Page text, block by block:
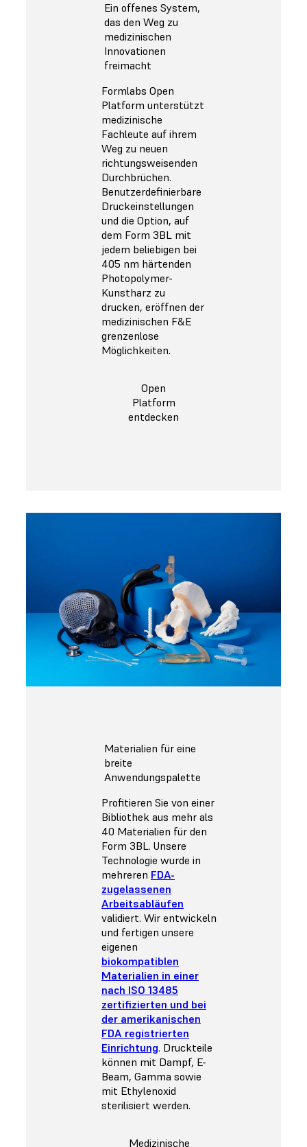
Ein offenes System,
das den Weg zu
medizinischen
Innovationen
freimacht
Formlabs Open
Platform unterstützt
medizinische
Fachleute auf ihrem
Weg zu neuen
richtungsweisenden
Durchbrüchen.
Benutzerdefinierbare
Druckeinstellungen
und die Option, auf
dem Form 3BL mit
jedem beliebigen bei
405 nm härtenden
Photopolymer-
Kunstharz zu
drucken, eröffnen der
medizinischen F&E
grenzenlose
Möglichkeiten.
Open
Platform
entdecken
Materialien für eine
breite
Anwendungspalette
Profitieren Sie von einer
Bibliothek aus mehr als
40 Materialien für den
Form 3BL. Unsere
Technologie wurde in
mehreren FDA-
zugelassenen
Arbeitsabläufen
validiert. Wir entwickeln
und fertigen unsere
eigenen
biokompatiblen
Materialien in einer
nach ISO 13485
zertifizierten und bei
der amerikanischen
FDA registrierten
Einrichtung. Druckteile
können mit Dampf, E-
Beam, Gamma sowie
mit Ethylenoxid
sterilisiert werden.
Medizinische